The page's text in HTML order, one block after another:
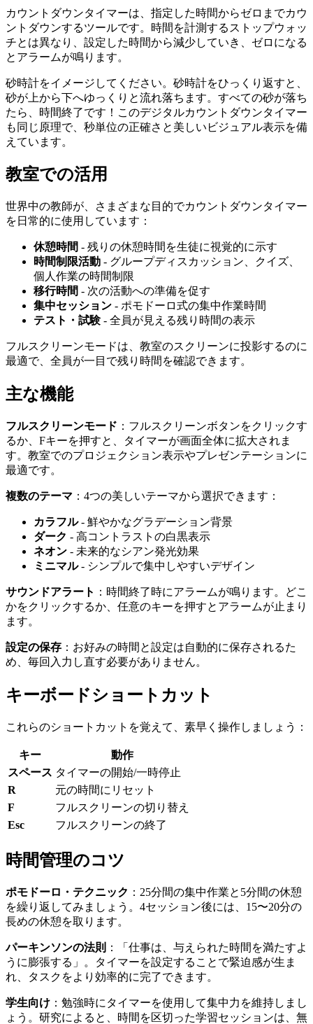
カウントダウンタイマーは、指定した時間からゼロまでカウ
ントダウンするツールです。時間を計測するストップウォッ
チとは異なり、設定した時間から減少していき、ゼロになる
とアラームが鳴ります。
砂時計をイメージしてください。砂時計をひっくり返すと、
砂が上から下へゆっくりと流れ落ちます。すべての砂が落ち
たら、時間終了です！このデジタルカウントダウンタイマー
も同じ原理で、秒単位の正確さと美しいビジュアル表示を備
えています。
教室での活用
世界中の教師が、さまざまな目的でカウントダウンタイマー
を日常的に使用しています：
休憩時間 - 残りの休憩時間を生徒に視覚的に示す
時間制限活動 - グループディスカッション、クイズ、
個人作業の時間制限
移行時間 - 次の活動への準備を促す
集中セッション - ポモドーロ式の集中作業時間
テスト・試験- 全員が見える残り時間の表示
フルスクリーンモードは、教室のスクリーンに投影するのに
最適で、全員が一目で残り時間を確認できます。
主な機能
フルスクリーンモード ：フルスクリーンボタンをクリックす
るか、Fキーを押すと、タイマーが画面全体に拡大されま
す。教室でのプロジェクション表示やプレゼンテーションに
最適です。
複数のテーマ ：4つの美しいテーマから選択できます：
カラフル- 鮮やかなグラデーション背景
ダーク - 高コントラストの白黒表示
ネオン - 未来的なシアン発光効果
ミニマル- シンプルで集中しやすいデザイン
サウンドアラート ：時間終了時にアラームが鳴ります。どこ
かをクリックするか、任意のキーを押すとアラームが止まり
ます。
設定の保存 ：お好みの時間と設定は自動的に保存されるた
め、毎回入力し直す必要がありません。
キーボードショートカット
これらのショートカットを覚えて、素早く操作しましょう：
キー
動作
スペース タイマーの開始/一時停止
R
元の時間にリセット
F
フルスクリーンの切り替え
Esc
フルスクリーンの終了
時間管理のコツ
ポモドーロ・テクニック ：25分間の集中作業と5分間の休憩
を繰り返してみましょう。4セッション後には、15〜20分の
長めの休憩を取ります。
パーキンソンの法則 ：「仕事は、与えられた時間を満たすよ
うに膨張する」。タイマーを設定することで緊迫感が生ま
れ、タスクをより効率的に完了できます。
学生向け ：勉強時にタイマーを使用して集中力を維持しまし
ょう。研究によると、時間を区切った学習セッションは、無